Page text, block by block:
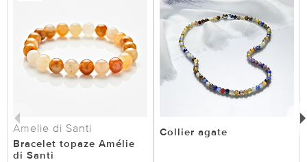
Amelie di Santi
Bracelet topaze Amélie
di Santi
Collier agate